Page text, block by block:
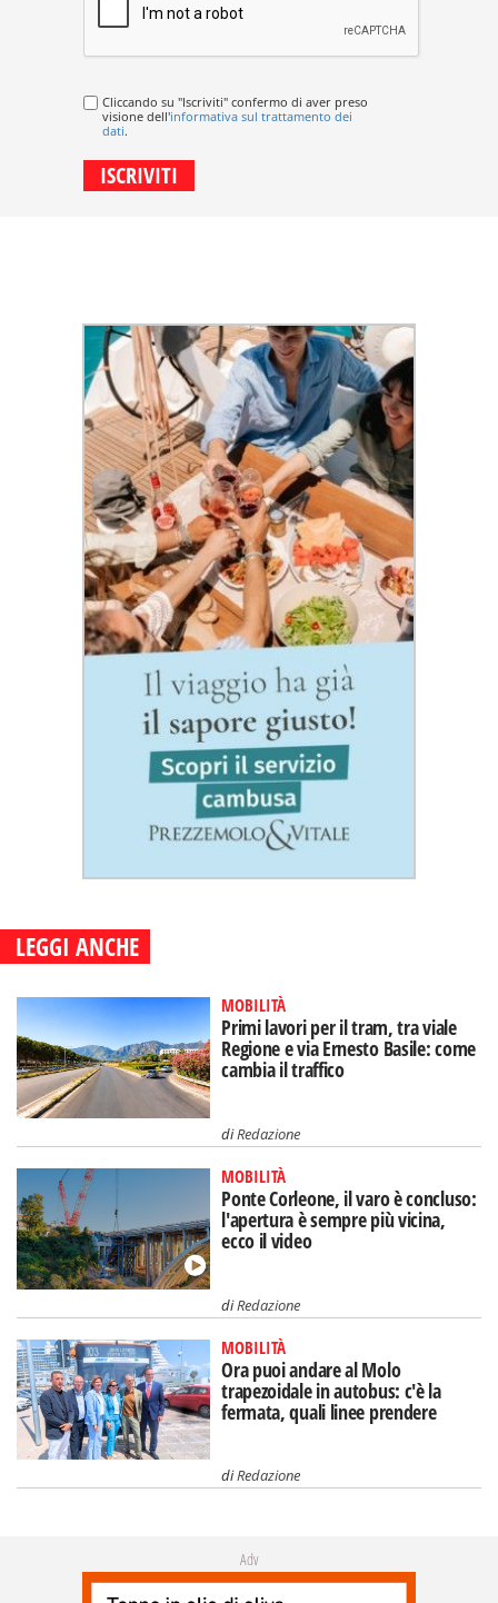
Cliccando su "Iscriviti" confermo di aver preso
visione dell'informativa sul trattamento dei
dati.
LEGGI ANCHE
MOBILITÀ
Primi lavori per il tram, tra viale
Regione e via Ernesto Basile: come
cambia il traffico
diRedazione
MOBILITÀ
Ponte Corleone, il varo è concluso:
l'apertura è sempre più vicina,
ecco il video
diRedazione
MOBILITÀ
Ora puoi andare al Molo
trapezoidale in autobus: c'è la
fermata, quali linee prendere
diRedazione
Adv